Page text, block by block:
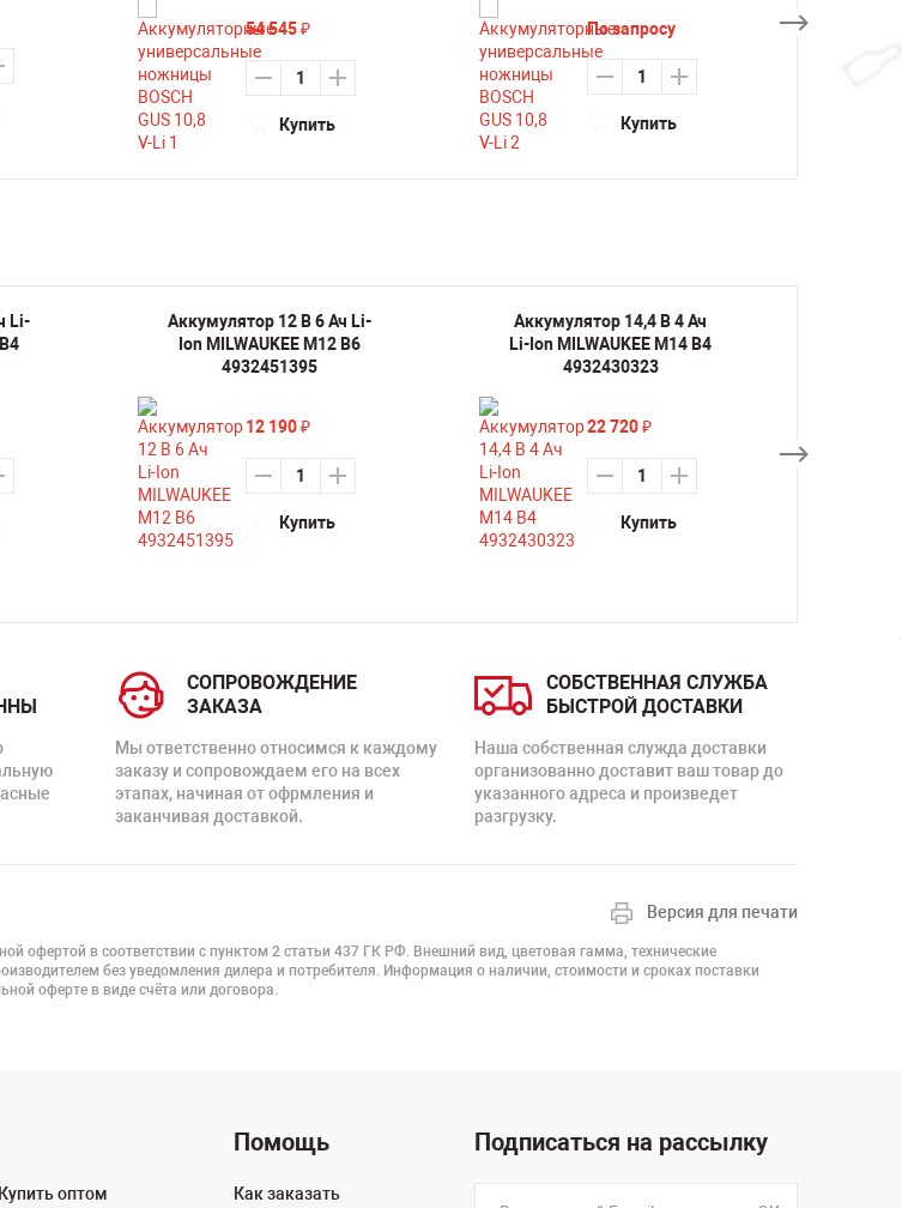
54 545 ₽
Купить
По запросу
Купить
Li-
Аккумулятор 12 В 6 Ач Li-
Ion MILWAUKEE M12 B6
4932451395
12 190 ₽
Купить
Аккумулятор 14,4 В 4 Ач
Li-Ion MILWAUKEE M14 B4
4932430323
22 720 ₽
Купить
СОПРОВОЖДЕНИЕ
ЗАКАЗА
Мы ответственно относимся к каждому
заказу и сопровождаем его на всех
этапах, начиная от офрмления и
заканчивая доставкой.
СОБСТВЕННАЯ СЛУЖБА
БЫСТРОЙ ДОСТАВКИ
Наша собственная служда доставки
организованно доставит ваш товар до
указанного адреса и произведет
разгрузку.
Версия для печати
офертой в соответствии с пунктом 2 статьи 437 ГК РФ. Внешний вид, цветовая гамма, технические
без уведомления дилера и потребителя. Информация о наличии, стоимости и сроках поставки
оферте в виде счёта или договора.
Купить оптом
Помощь
Как заказать
Подписаться на рассылку